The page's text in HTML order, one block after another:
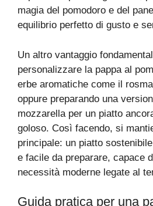
magia del pomodoro e del
equilibrio perfetto di gusto e
Un altro vantaggio
personalizzare la pappa al
erbe aromatiche come il
oppure preparando una
mozzarella per un piatto
goloso. Così facendo, si
principale: un piatto
e facile da preparare, capace
necessità moderne legate al
Guida pratica per una